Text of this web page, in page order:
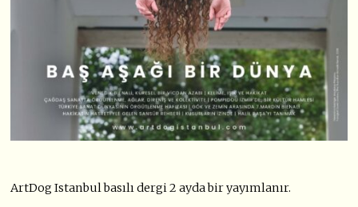
ArtDog Istanbul basılı dergi 2 ayda bir yayımlanır.